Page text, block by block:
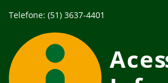
Telefone: (51) 3637-4401